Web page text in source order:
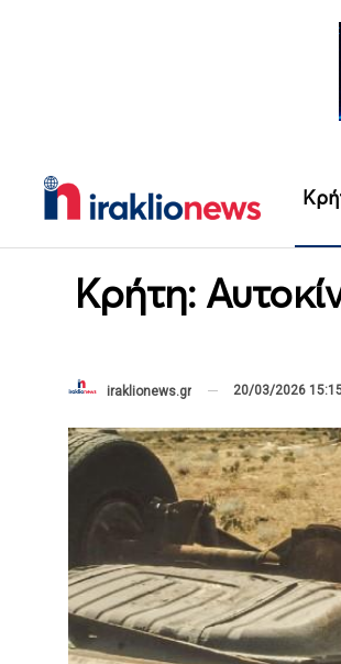
Κρήτη:
iraklionews.gr 20/03/2026